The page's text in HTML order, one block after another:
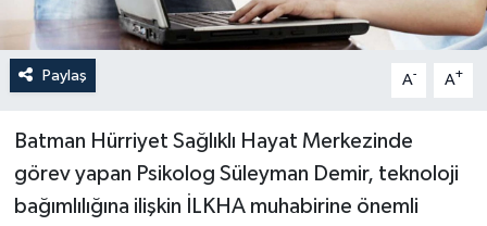
Paylaş A- A+
Batman Hürriyet Sağlıklı Hayat Merkezinde
görev yapan Psikolog Süleyman Demir, teknoloji
bağımlılığına ilişkin İLKHA muhabirine önemli
Eği̇ti̇m